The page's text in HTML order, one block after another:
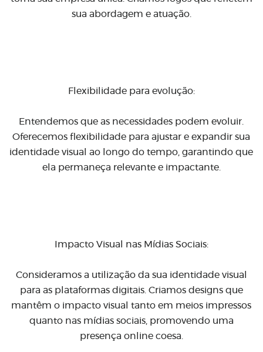
sua abordagem e atuação.
Flexibilidade para evolução:
Entendemos que as necessidades podem evoluir.
Oferecemos flexibilidade para ajustar e expandir sua
identidade visual ao longo do tempo, garantindo que
ela permaneça relevante e impactante.
Impacto Visual nas Mídias Sociais:
Consideramos a utilização da sua identidade visual
para as plataformas digitais. Criamos designs que
mantêm o impacto visual tanto em meios impressos
quanto nas mídias sociais, promovendo uma
presença online coesa.